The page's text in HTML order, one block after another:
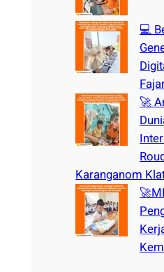
💻
🚀
Karanganom